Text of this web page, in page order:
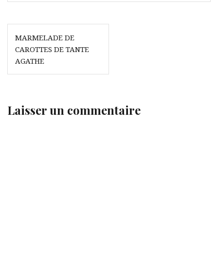
Navigation
de
l’article
MARMELADE DE
CAROTTES DE TANTE
AGATHE
Laisser un commentaire